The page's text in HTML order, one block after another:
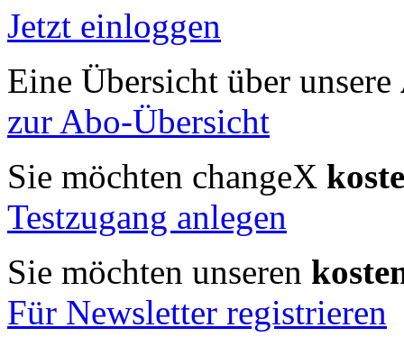
Jetzt einloggen
Eine Übersicht über unsere
zur Abo-Übersicht
Sie möchten changeX
Testzugang anlegen
Sie möchten unseren
Für Newsletter registrieren